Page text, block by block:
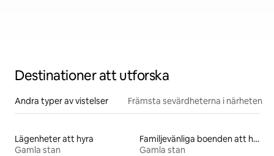
Destinationer att utforska
Andra typer av vistelser Främsta sevärdheterna i närheten
Lägenheter att hyra
Gamla stan
Familjevänliga boenden att hyra
Gamla stan